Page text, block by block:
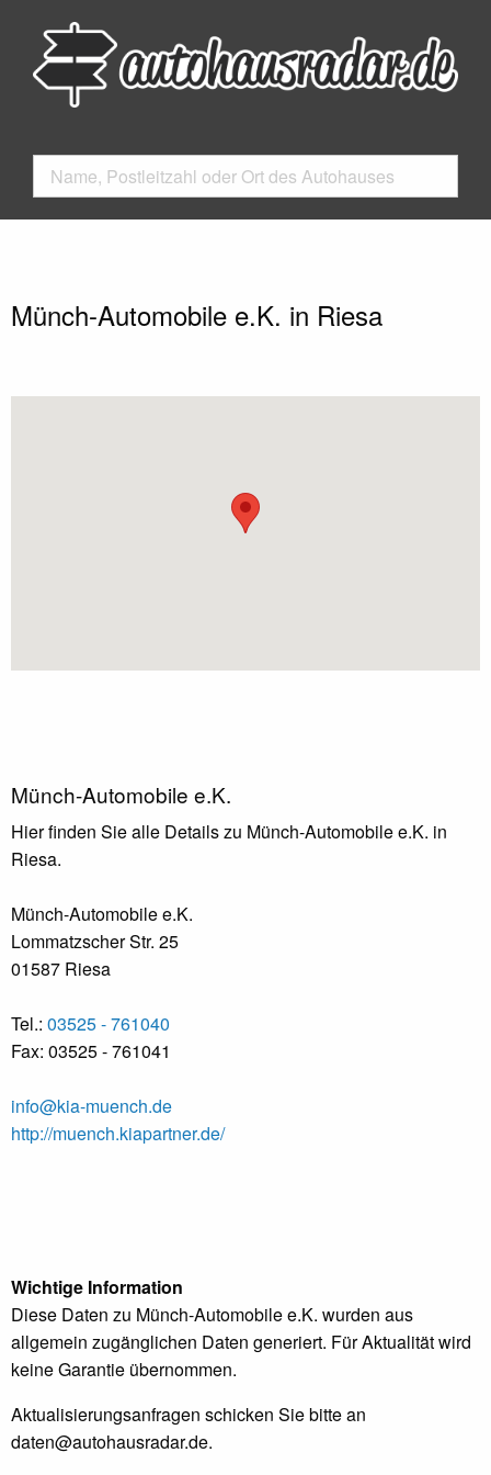
Münch-Automobile e.K. in Riesa
Münch-Automobile e.K.
Hier finden Sie alle Details zu Münch-Automobile e.K. in
Riesa.
Münch-Automobile e.K.
Lommatzscher Str. 25
01587 Riesa
Tel.: 03525 - 761040
Fax: 03525 - 761041
info@kia-muench.de
http://muench.kiapartner.de/
Wichtige Information
Diese Daten zu Münch-Automobile e.K. wurden aus
allgemein zugänglichen Daten generiert. Für Aktualität wird
keine Garantie übernommen.
Aktualisierungsanfragen schicken Sie bitte an
daten@autohausradar.de.